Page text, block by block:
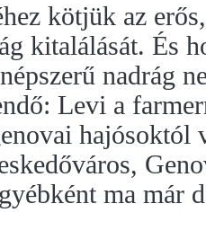
kötjük az
kitalálását. És
nadrág
Levi a
hajósoktól
ma már